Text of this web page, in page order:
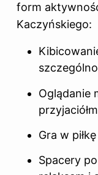
form
Kaczyńskiego:
Oglądanie
Gra w
Spacery